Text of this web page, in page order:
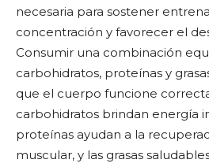
necesaria para sostener
concentración y favorecer el
Consumir una combinación
carbohidratos, proteínas y
que el cuerpo funcione
carbohidratos brindan energía
proteínas ayudan a la
muscular, y las grasas